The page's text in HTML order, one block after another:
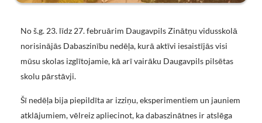
No š.g. 23. līdz 27. februārim Daugavpils Zinātņu vidusskolā
norisinājās Dabaszinību nedēļa, kurā aktīvi iesaistījās visi
mūsu skolas izglītojamie, kā arī vairāku Daugavpils pilsētas
skolu pārstāvji.
Šī nedēļa bija piepildīta ar izziņu, eksperimentiem un jauniem
atklājumiem, vēlreiz apliecinot, ka dabaszinātnes ir atslēga